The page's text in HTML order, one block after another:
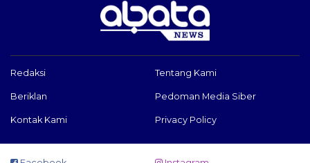
Redaksi Tentang Kami
Beriklan Pedoman Media Siber
Kontak Kami Privacy Policy